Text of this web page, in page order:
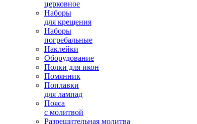
церковное
Наборы
для крещения
Наборы
погребальные
Наклейки
Оборудование
Полки для икон
Помянник
Поплавки
для лампад
Пояса
с молитвой
Разрешительная молитва